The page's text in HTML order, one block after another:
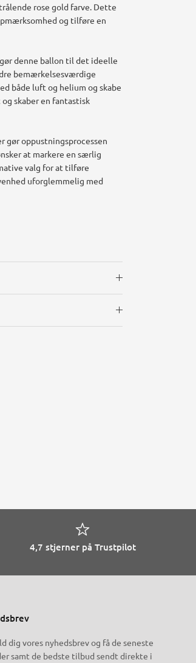
rose gold farve. Dette
og tilføre en
denne ballon til det ideelle
bemærkelsesværdige
både luft og helium og skabe
skaber en fantastisk
gør oppustningsprocessen
at markere en særlig
valg for at tilføre
uforglemmelig med
4,7 stjerner på Trustpilot
dig vores nyhedsbrev og få de seneste
samt de bedste tilbud sendt direkte i